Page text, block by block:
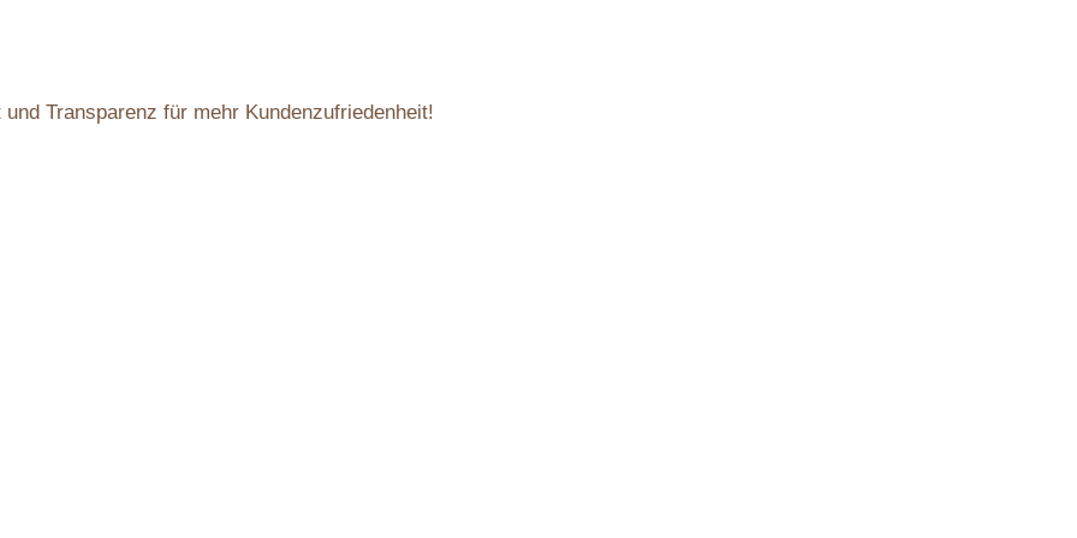
und Transparenz für mehr Kundenzufriedenheit!